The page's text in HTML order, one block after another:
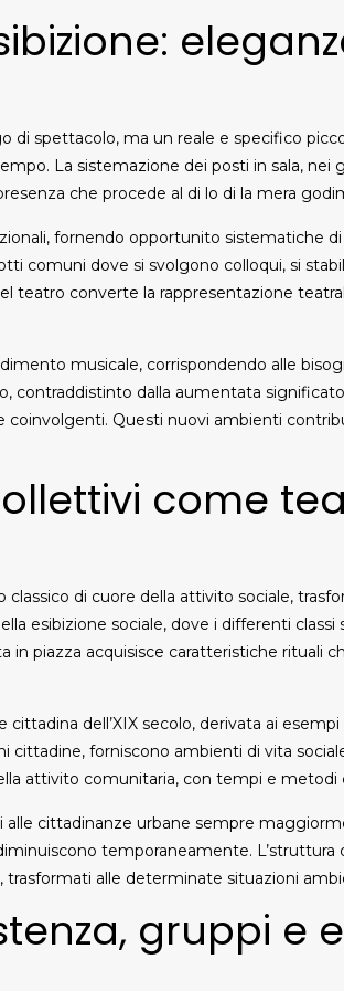
di spettacolo, ma un reale e specifico
La sistemazione dei posti in sala, nei
che procede al di lo di la mera
fornendo opportunito sistematiche
comuni dove si svolgono colloqui, si
teatro converte la rappresentazione
musicale, corrispondendo alle
contraddistinto dalla aumentata
Questi nuovi ambienti
come
di cuore della attivito sociale,
esibizione sociale, dove i differenti
piazza acquisisce caratteristiche rituali
dell’XIX secolo, derivata ai
cittadine, forniscono ambienti di vita
attivito comunitaria, con tempi e metodi
cittadinanze urbane sempre
temporaneamente. L’struttura
alle determinate situazioni
gruppi e